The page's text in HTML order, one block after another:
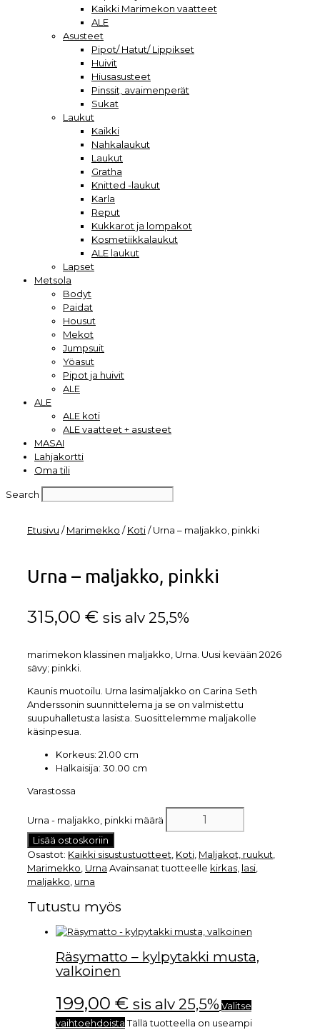
Kaikki Marimekon vaatteet
ALE
Asusteet
Pipot/ Hatut/ Lippikset
Huivit
Hiusasusteet
Pinssit, avaimenperät
Sukat
Laukut
Kaikki
Nahkalaukut
Laukut
Gratha
Knitted -laukut
Karla
Reput
Kukkarot ja lompakot
Kosmetiikkalaukut
ALE laukut
Lapset
Metsola
Bodyt
Paidat
Housut
Mekot
Jumpsuit
Yöasut
Pipot ja huivit
ALE
ALE
ALE koti
ALE vaatteet + asusteet
MASAI
Lahjakortti
Oma tili
Search
Etusivu /Marimekko /Koti/ Urna – maljakko, pinkki
Urna – maljakko, pinkki
315,00 € sis alv 25,5%
marimekon klassinen maljakko, Urna. Uusi kevään 2026
sävy; pinkki.
Kaunis muotoilu. Urna lasimaljakko on Carina Seth
Anderssonin suunnittelema ja se on valmistettu
suupuhalletusta lasista. Suosittelemme maljakolle
käsinpesua.
Korkeus: 21.00 cm
Halkaisija: 30.00 cm
Varastossa
Urna - maljakko, pinkki määrä
Lisää ostoskoriin
Osastot: Kaikki sisustustuotteet Koti Maljakot, ruukut
Marimekko Urna Avainsanat tuotteelle kirkas lasi
maljakko urna
Tutustu myös
Räsymatto – kylpytakki musta,
valkoinen
199,00 € sis alv 25,5%Valitse
vaihtoehdoista Tällä tuotteella on useampi